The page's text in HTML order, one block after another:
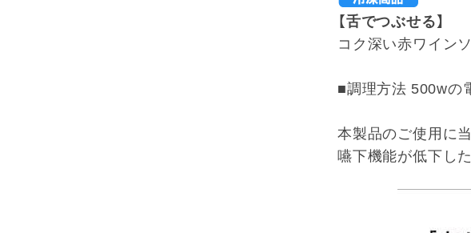
【舌でつぶせる】
コク深い赤ワイン
■調理方法 500wの
本製品のご使用に
嚥下機能が低下し